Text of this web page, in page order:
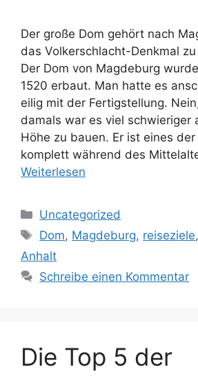
Der große Dom gehört nach
das Volkerschlacht-Denkmal
Der Dom von Magdeburg
1520 erbaut. Man hatte es
eilig mit der Fertigstellung.
damals war es viel schwieriger
Höhe zu bauen. Er ist eines
komplett während des
Weiterlesen
Kategorien
Uncategorized
Schlagwörter
Dom, Magdeburg, reiseziele,
Anhalt
Schreibe einen Kommentar
Die Top 5 der